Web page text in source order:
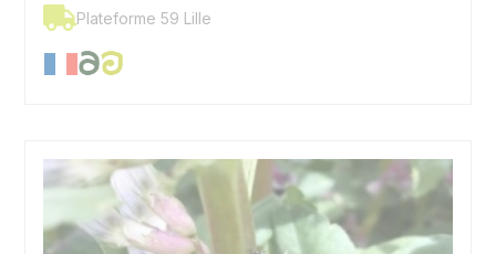
Plateforme 59 Lille